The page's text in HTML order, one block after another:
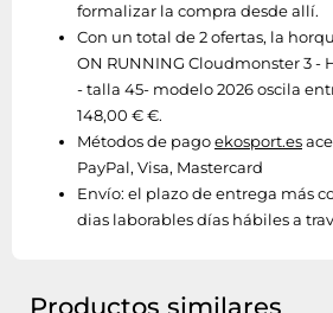
formalizar la compra desde allí.
Con un total de 2 ofertas, la
ON RUNNING Cloudmonster 3 -
- talla 45- modelo 2026 oscila
148,00 € €.
Métodos de pagoekosport.es
PayPal, Visa, Mastercard
Envío: el plazo de entrega más
dias laborables días hábiles a
Productos similares